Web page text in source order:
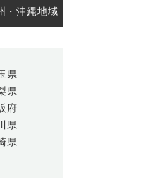
・沖縄地域
県
県
府
県
県